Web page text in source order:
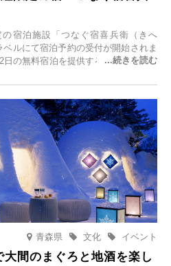
宿泊施設「つなぐ宿喜兵衛（きへ
ルにて宿泊予約の受付が開始されま
日の無料宿泊を提供するキャンペーン
切な人との特別な時間を体験いただ
青森県 イベント
文化
大間のまぐろと地酒を楽し